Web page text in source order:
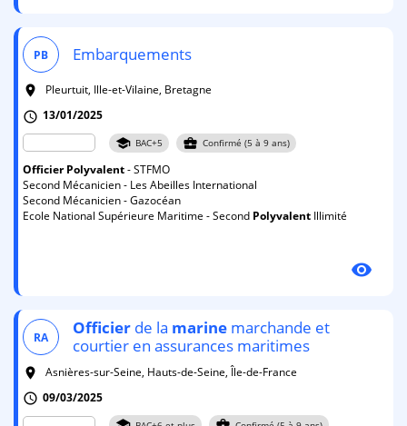
PB Embarquements
room
Pleurtuit, Ille-et-Vilaine, Bretagne
schedule 13/01/2025
school BAC+5 business_center Confirmé (5 à 9 ans)
Officier Polyvalent- STFMO
Second Mécanicien - Les Abeilles International
Second Mécanicien - Gazocéan
Ecole National Supérieure Maritime - Second Polyvalent Illimité
visibility
RA Officier de la marine marchande et
courtier en assurances maritimes
room
Asnières-sur-Seine, Hauts-de-Seine, Île-de-France
schedule 09/03/2025